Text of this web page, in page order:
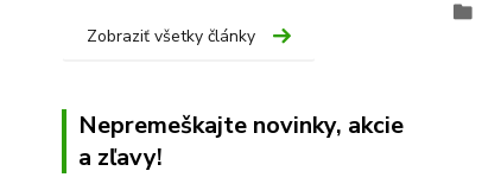
Zobraziť všetky články
Nepremeškajte novinky, akcie
a zľavy!